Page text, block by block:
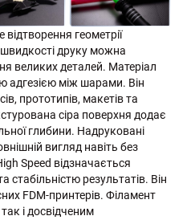
геометрії
друку можна
великих деталей. Матеріал
адгезією між шарами. Він
прототипів, макетів та
сіра поверхня додає
глибини. Надруковані
вигляд навіть без
Speed відзначається
результатів. Він
FDM-принтерів. Філамент
і досвідченим